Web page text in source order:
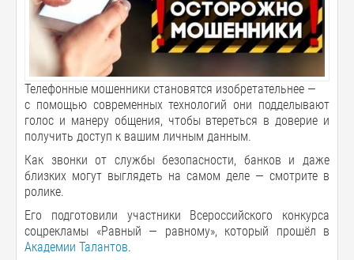
Телефонные мошенники становятся изобретательнее —
с помощью современных технологий они подделывают
голос и манеру общения, чтобы втереться в доверие и
получить доступ к вашим личным данным.
Как звонки от службы безопасности, банков и даже
близких могут выглядеть на самом деле — смотрите в
ролике.
Его подготовили участники Всероссийского конкурса
соцрекламы «Равный — равному», который прошёл в
Академии Талантов.